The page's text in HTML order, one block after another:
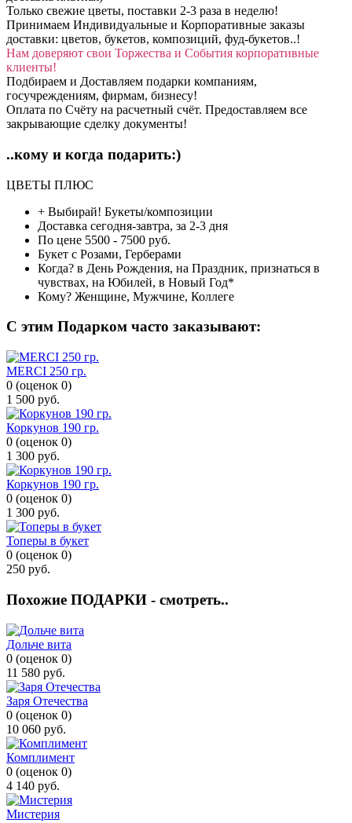
Только свежие цветы, поставки 2-3 раза в неделю!
Принимаем Индивидуальные и Корпоративные заказы
доставки: цветов, букетов, композиций, фуд-букетов..!
Нам доверяют свои Торжества и События корпоративные
клиенты!
Подбираем и Доставляем подарки компаниям,
госучреждениям, фирмам, бизнесу!
Оплата по Счёту на расчетный счёт. Предоставляем все
закрывающие сделку документы!
..кому и когда подарить:)
ЦВЕТЫ ПЛЮС
+ Выбирай! Букеты/композиции
Доставка сегодня-завтра, за 2-3 дня
По цене 5500 - 7500 руб.
Букет с Розами, Герберами
Когда? в День Рождения, на Праздник, признаться в
чувствах, на Юбилей, в Новый Год*
Кому? Женщине, Мужчине, Коллеге
C этим Подарком часто заказывают:
MERCI 250 гр.
0 (оценок 0)
1 500 руб.
Коркунов 190 гр.
0 (оценок 0)
1 300 руб.
Коркунов 190 гр.
0 (оценок 0)
1 300 руб.
Топеры в букет
0 (оценок 0)
250 руб.
Похожие ПОДАРКИ - смотреть..
Дольче вита
0 (оценок 0)
11 580 руб.
Заря Отечества
0 (оценок 0)
10 060 руб.
Комплимент
0 (оценок 0)
4 140 руб.
Мистерия